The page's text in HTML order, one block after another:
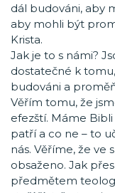
dál budováni, aby
aby mohli být
Krista.
Jak je to s námi?
dostatečné k
budováni a
Věřím tomu, že
efezští. Máme
patří a co ne – to
nás. Věříme, že ve
obsaženo. Jak
předmětem